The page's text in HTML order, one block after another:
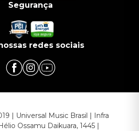
Segurança
redes sociais
| Universal Music Brasil | Infra
Ossamu Daikuara, 1445 |